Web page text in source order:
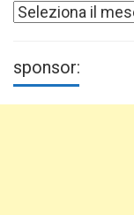
Archivi
sponsor: